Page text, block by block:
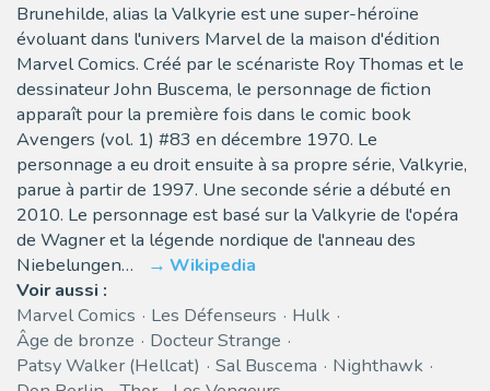
Brunehilde, alias la Valkyrie est une super-héroïne
évoluant dans l'univers Marvel de la maison d'édition
Marvel Comics. Créé par le scénariste Roy Thomas et le
dessinateur John Buscema, le personnage de fiction
apparaît pour la première fois dans le comic book
Avengers (vol. 1) #83 en décembre 1970. Le
personnage a eu droit ensuite à sa propre série, Valkyrie,
parue à partir de 1997. Une seconde série a débuté en
2010. Le personnage est basé sur la Valkyrie de l'opéra
de Wagner et la légende nordique de l'anneau des
Niebelungen…
Wikipedia
Voir aussi :
Marvel Comics
Les Défenseurs
Hulk
Âge de bronze
Docteur Strange
Patsy Walker (Hellcat)
Sal Buscema
Nighthawk